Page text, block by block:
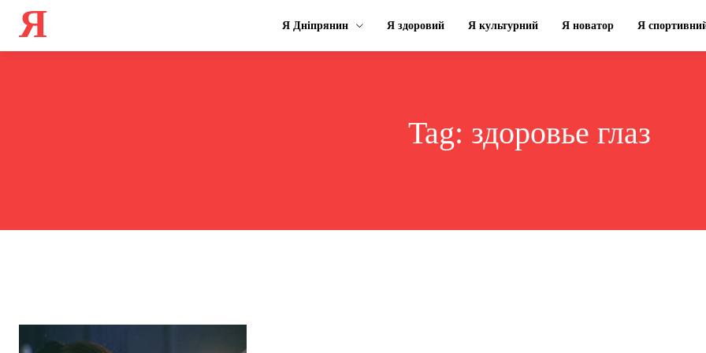
Я Я Дніпрянин Я здоровий Я культурний Я новатор Я
Tag: здоровье глаз